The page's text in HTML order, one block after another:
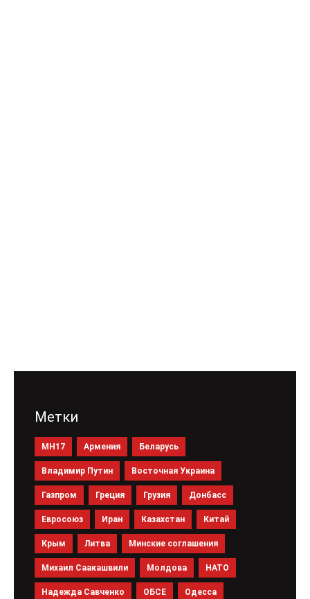
Метки
MH17 Армения Беларусь
Владимир Путин Восточная Украина
Газпром Греция Грузия Донбасс
Евросоюз Иран Казахстан Китай
Крым Литва Минские соглашения
Михаил Саакашвили Молдова НАТО
Надежда Савченко ОБСЕ Одесса